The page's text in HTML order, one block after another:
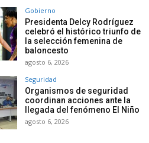
Gobierno
Presidenta Delcy Rodríguez
celebró el histórico triunfo de
la selección femenina de
baloncesto
agosto 6, 2026
Seguridad
Organismos de seguridad
coordinan acciones ante la
llegada del fenómeno El Niño
agosto 6, 2026